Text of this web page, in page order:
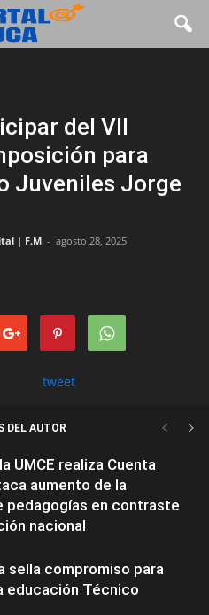
del VII
para
Juveniles Jorge
| F.M - agosto 28, 2025
tweet
DEL AUTOR
UMCE realiza Cuenta
aumento de la
pedagogías en contraste
nacional
sella compromiso para
educación Técnico